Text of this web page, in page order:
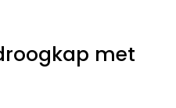
met